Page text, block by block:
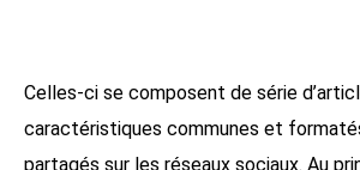
Celles-ci se composent de série
caractéristiques communes et
partagés sur les réseaux sociaux. Au